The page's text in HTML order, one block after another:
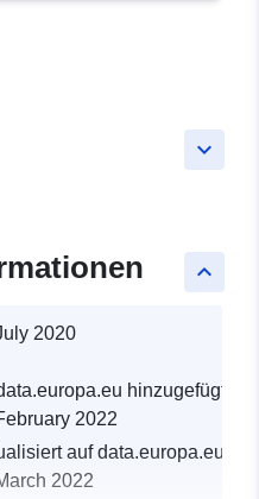
keyboard_arrow_down
keyboard_arrow_up
2020
hinzugefügt:
2022
auf data.europa.eu:
2022